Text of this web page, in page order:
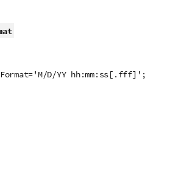
D/YY hh:mm:ss[.fff]';